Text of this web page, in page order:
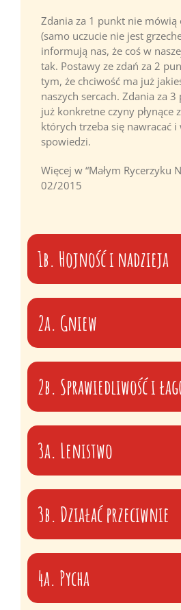
Zdania za 1 punkt nie mówią
(samo uczucie nie jest
informują nas, że coś w
tak. Postawy ze zdań za 2
tym, że chciwość ma już
naszych sercach. Zdania za
już konkretne czyny płynące
których trzeba się nawracać i
spowiedzi.
Więcej w “Małym Rycerzyku
02/2015
1b. Hojność i nadzieja
2a. Gniew
2b. Sprawiedliwość i
3a. Lenistwo
3b. Działać przeciwnie
4a. Pycha